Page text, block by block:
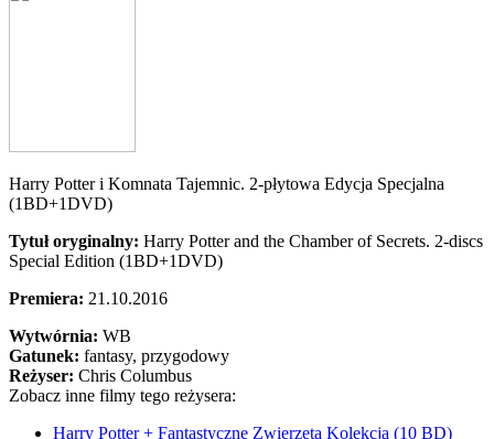
Harry Potter i Komnata Tajemnic. 2-płytowa Edycja Specjalna
(1BD+1DVD)
Tytuł oryginalny: Harry Potter and the Chamber of Secrets. 2-discs
Special Edition (1BD+1DVD)
Premiera: 21.10.2016
Wytwórnia: WB
Gatunek: fantasy, przygodowy
Reżyser: Chris Columbus
Zobacz inne filmy tego reżysera:
Harry Potter + Fantastyczne Zwierzęta Kolekcja (10 BD)